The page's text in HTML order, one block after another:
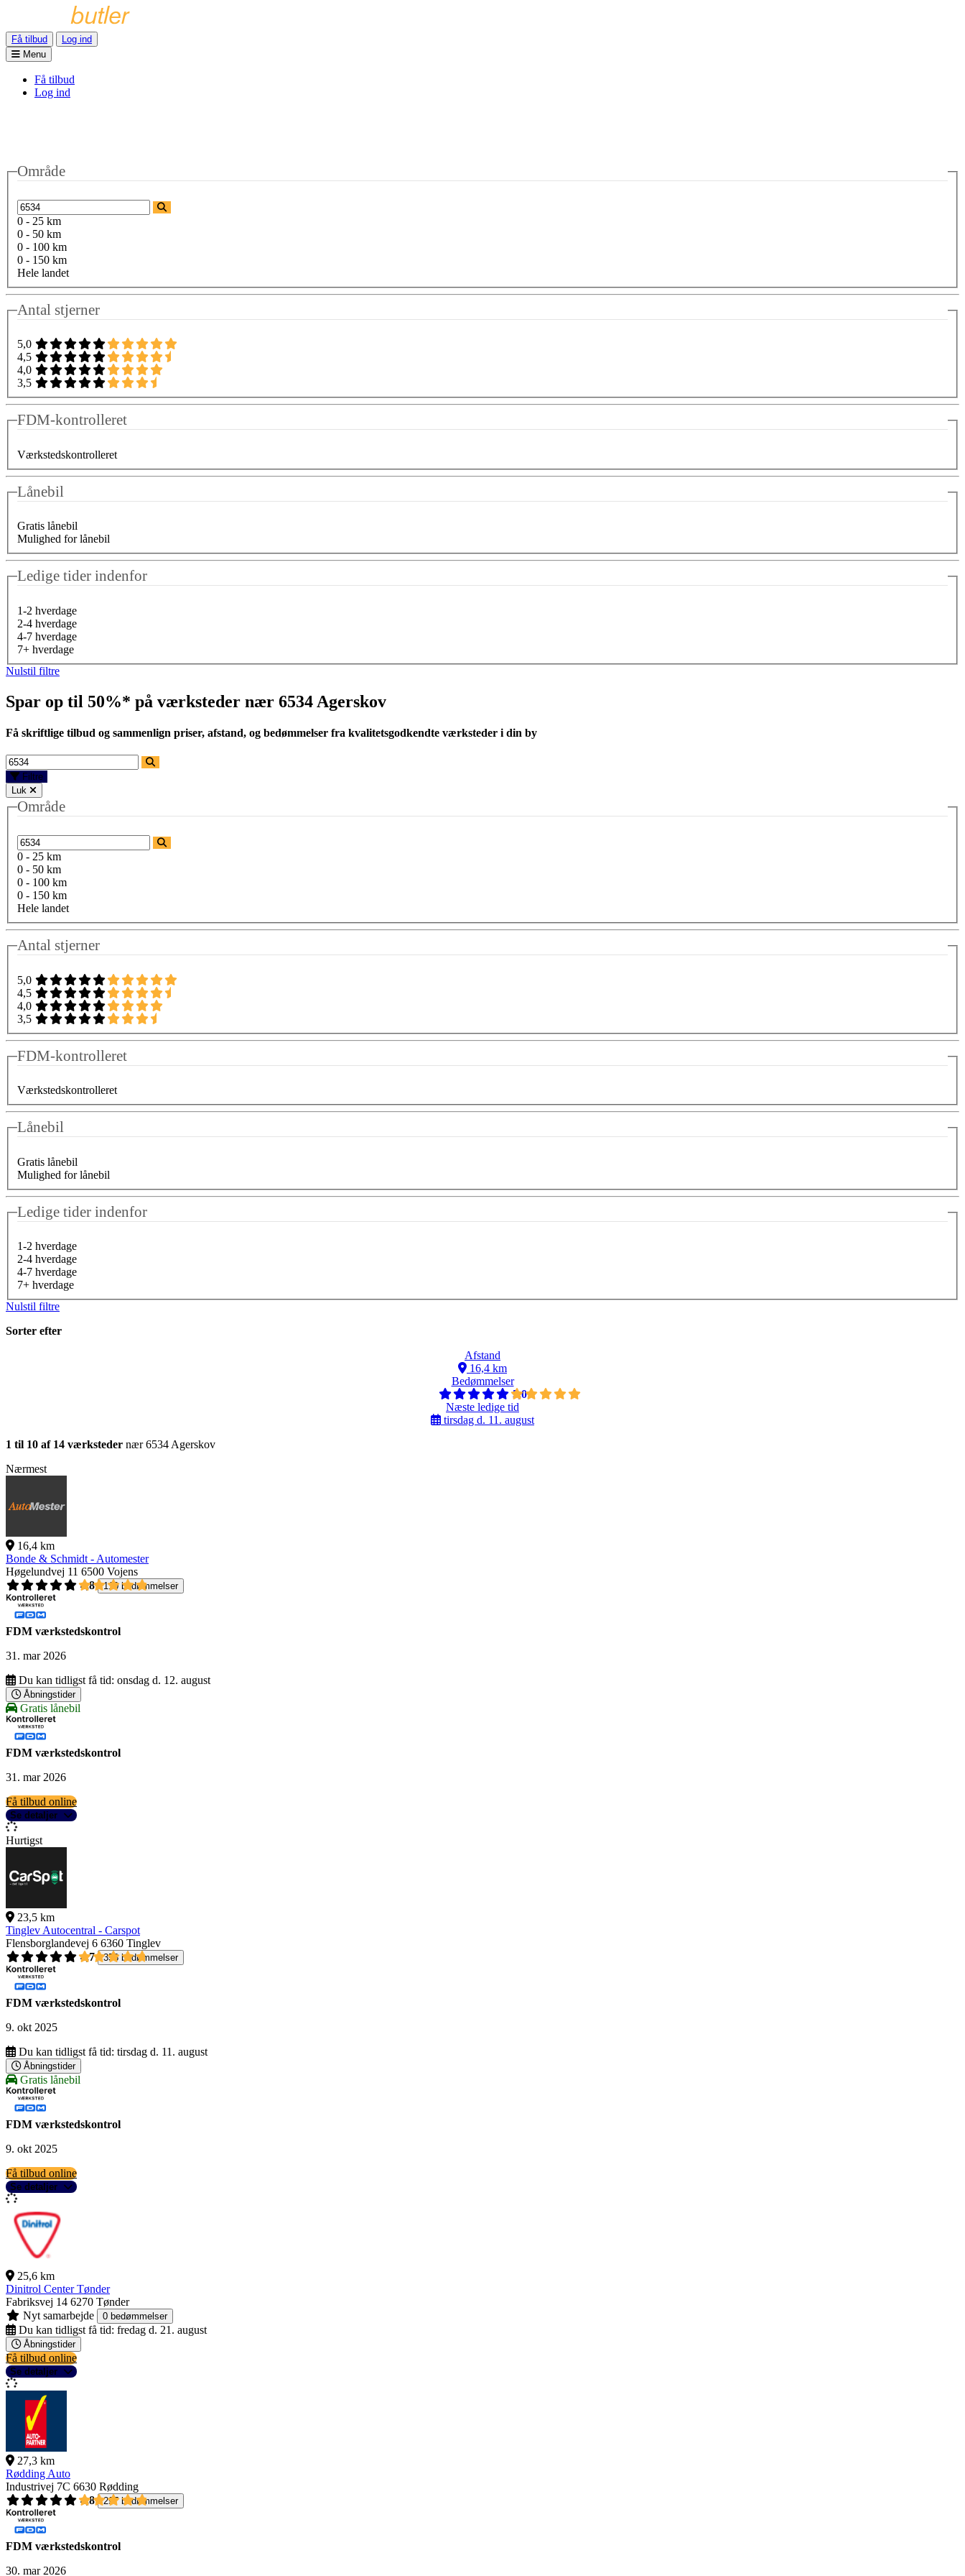
Få tilbud
Log ind
Menu
Få tilbud
Log ind
Område
0 - 25 km
0 - 50 km
0 - 100 km
0 - 150 km
Hele landet
Antal stjerner
5,0
4,5
4,0
3,5
FDM-kontrolleret
Værkstedskontrolleret
Lånebil
Gratis lånebil
Mulighed for lånebil
Ledige tider indenfor
1-2 hverdage
2-4 hverdage
4-7 hverdage
7+ hverdage
Nulstil filtre
Spar op til 50%* på værksteder nær 6534 Agerskov
Få skriftlige tilbud og sammenlign priser, afstand, og bedømmelser fra kvalitetsgodkendte værksteder i din by
Filtre
Luk
Område
0 - 25 km
0 - 50 km
0 - 100 km
0 - 150 km
Hele landet
Antal stjerner
5,0
4,5
4,0
3,5
FDM-kontrolleret
Værkstedskontrolleret
Lånebil
Gratis lånebil
Mulighed for lånebil
Ledige tider indenfor
1-2 hverdage
2-4 hverdage
4-7 hverdage
7+ hverdage
Nulstil filtre
Sorter efter
Afstand
16,4 km
Bedømmelser
5,0
Næste ledige tid
tirsdag d. 11. august
1 til 10 af 14 værksteder nær 6534 Agerskov
Nærmest
16,4 km
Bonde & Schmidt - Automester
Høgelundvej 11 6500 Vojens
4,8
110 bedømmelser
FDM værkstedskontrol
31. mar 2026
Du kan tidligst få tid: onsdag d. 12. august
Åbningstider
Gratis lånebil
FDM værkstedskontrol
31. mar 2026
Få tilbud online
Se detaljer
Hurtigst
23,5 km
Tinglev Autocentral - Carspot
Flensborglandevej 6 6360 Tinglev
4,7
358 bedømmelser
FDM værkstedskontrol
9. okt 2025
Du kan tidligst få tid: tirsdag d. 11. august
Åbningstider
Gratis lånebil
FDM værkstedskontrol
9. okt 2025
Få tilbud online
Se detaljer
25,6 km
Dinitrol Center Tønder
Fabriksvej 14 6270 Tønder
Nyt samarbejde
0 bedømmelser
Du kan tidligst få tid: fredag d. 21. august
Åbningstider
Få tilbud online
Se detaljer
27,3 km
Rødding Auto
Industrivej 7C 6630 Rødding
4,8
297 bedømmelser
FDM værkstedskontrol
30. mar 2026